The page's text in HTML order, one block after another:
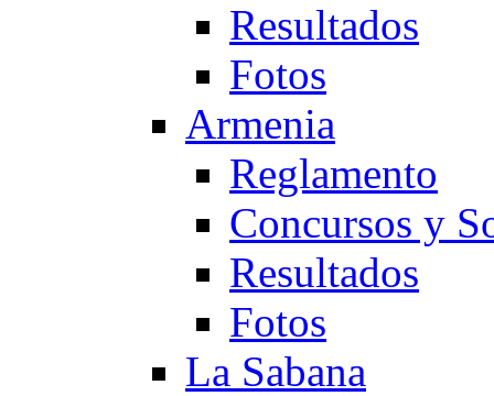
Resultados
Fotos
Armenia
Reglamento
Concursos y
Resultados
Fotos
La Sabana